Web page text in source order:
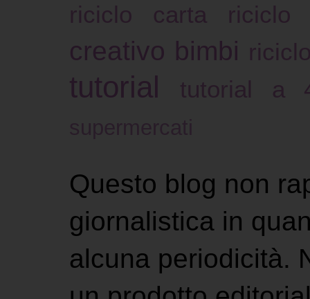
riciclo carta riciclo
creativo bimbi
tutorial tutorial a
Questo blog non
giornalistica in
alcuna periodicità.